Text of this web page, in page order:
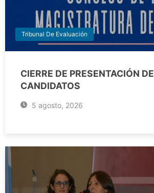
Tribunal De Evaluación
CIERRE DE PRESENTACIÓN
CANDIDATOS
5 agosto, 2026